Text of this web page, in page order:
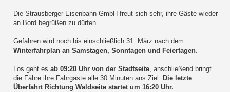
Die Strausberger Eisenbahn GmbH freut sich sehr, ihre Gäste wieder
an Bord begrüßen zu dürfen.
Gefahren wird noch bis einschließlich 31. März nach dem
Winterfahrplan an Samstagen, Sonntagen und Feiertagen.
Los geht esab 09:20 Uhr von der Stadtseite, anschließend bringt
die Fähre ihre Fahrgäste alle 30 Minuten ans Ziel. Die letzte
Überfahrt Richtung Waldseite startet um 16:20 Uhr.